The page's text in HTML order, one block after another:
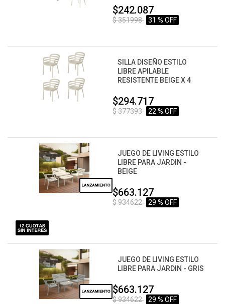
$242.087
$ 351998 31 % OFF
SILLA DISEÑO ESTILO
LIBRE APILABLE
RESISTENTE BEIGE X 4
$294.717
$ 377393 22 % OFF
JUEGO DE LIVING ESTILO
LIBRE PARA JARDIN -
BEIGE
$663.127
$ 934622 29 % OFF
JUEGO DE LIVING ESTILO
LIBRE PARA JARDIN - GRIS
$663.127
$ 934622 29 % OFF